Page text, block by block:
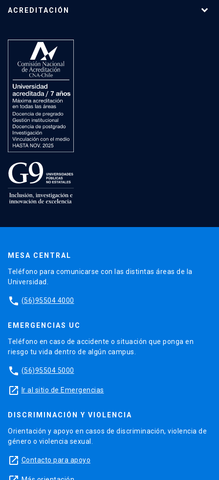
ACREDITACIÓN
MESA CENTRAL
Teléfono para comunicarse con las distintas áreas de la
Universidad.
phone (56)95504 4000
EMERGENCIAS UC
Teléfono en caso de accidente o situación que ponga en
riesgo tu vida dentro de algún campus.
phone (56)95504 5000
launch Ir al sitio de Emergencias
DISCRIMINACIÓN Y VIOLENCIA
Orientación y apoyo en casos de discriminación, violencia de
género o violencia sexual.
launch Contacto para apoyo